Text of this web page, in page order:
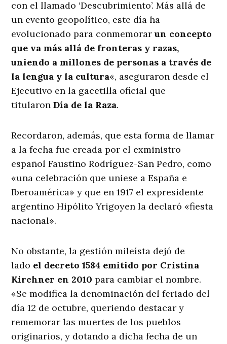
con el llamado ‘Descubrimiento’. Más allá de
un evento geopolítico, este día ha
evolucionado para conmemorarun concepto
que va más allá de fronteras y razas,
uniendo a millones de personas a través de
la lengua y la cultura«, aseguraron desde el
Ejecutivo en la gacetilla oficial que
titularonDía de la Raza.
Recordaron, además, que esta forma de llamar
a la fecha fue creada por el exministro
español Faustino Rodríguez-San Pedro, como
«una celebración que uniese a España e
Iberoamérica» y que en 1917 el expresidente
argentino Hipólito Yrigoyen la declaró «fiesta
nacional».
No obstante, la gestión mileísta dejó de
lado el decreto 1584 emitido por Cristina
Kirchner en 2010para cambiar el nombre.
«Se modifica la denominación del feriado del
día 12 de octubre, queriendo destacar y
rememorar las muertes de los pueblos
originarios, y dotando a dicha fecha de un